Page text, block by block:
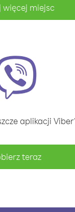
więcej miejsc
aplikacji
teraz